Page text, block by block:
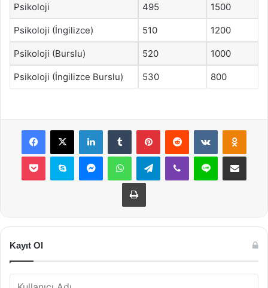
Psikoloji 495 1500
Psikoloji (İngilizce) 510 1200
Psikoloji (Burslu) 520 1000
Psikoloji (İngilizce Burslu) 530 800
Facebook
X LinkedInTumblr PinterestReddit VKontakte
Pocket Skype MessengerWhatsAppTelegramViber Line E-Posta ile
Yazdır
Kayıt Ol